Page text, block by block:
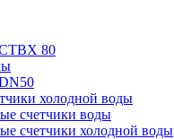
СТВХ 80
холодной воды
счетчики воды
счетчики холодной воды